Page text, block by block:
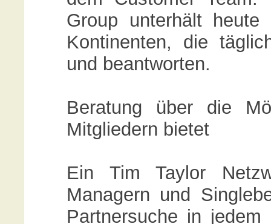
Group unterhält
Kontinenten, die
und beantworten.
Beratung über die
Mitgliedern bietet
Ein Tim Taylor
Managern und
Partnersuche in